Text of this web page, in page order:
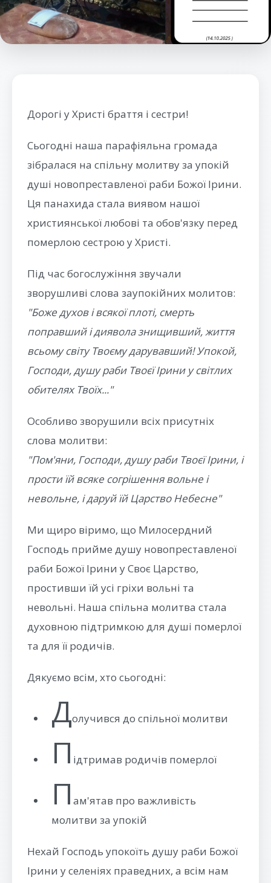
Дорогі у Христі браття і сестри!
Сьогодні наша парафіяльна громада
зібралася на спільну молитву за упокій
душі новопреставленої раби Божої Ірини.
Ця панахида стала виявом нашої
християнської любові та обов'язку перед
померлою сестрою у Христі.
Під час богослужіння звучали
зворушливі слова заупокійних молитов:
"Боже духов і всякої плоті, смерть
поправший і диявола знищивший, життя
всьому світу Твоєму дарувавший! Упокой,
Господи, душу раби Твоєї Ірини у світлих
обителях Твоїх..."
Особливо зворушили всіх присутніх
слова молитви:
"Пом'яни, Господи, душу раби Твоєї Ірини, і
прости їй всяке согрішення вольне і
невольне, і даруй їй Царство Небесне"
Ми щиро віримо, що Милосердний
Господь прийме душу новопреставленої
раби Божої Ірини у Своє Царство,
простивши їй усі гріхи вольні та
невольні. Наша спільна молитва стала
духовною підтримкою для душі померлої
та для її родичів.
Дякуємо всім, хто сьогодні:
Долучився до спільної молитви
П ідтримав родичів померлої
П ам'ятав про важливість
молитви за упокій
Нехай Господь упокоїть душу раби Божої
Ірини у селеніях праведних, а всім нам